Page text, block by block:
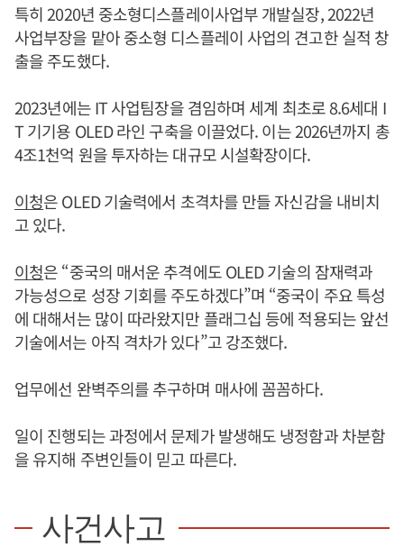
특히 2020년 중소형디스플레이사업부 개발실장, 2022년
사업부장을 맡아 중소형 디스플레이 사업의 견고한 실적 창
출을 주도했다.
2023년에는 IT 사업팀장을 겸임하며 세계 최초로 8.6세대 I
T 기기용 OLED 라인 구축을 이끌었다. 이는 2026년까지 총
4조1천억 원을 투자하는 대규모 시설확장이다.
이청은 OLED 기술력에서 초격차를 만들 자신감을 내비치
고 있다.
이청은 “중국의 매서운 추격에도 OLED 기술의 잠재력과
가능성으로 성장 기회를 주도하겠다”며 “중국이 주요 특성
에 대해서는 많이 따라왔지만 플래그십 등에 적용되는 앞선
기술에서는 아직 격차가 있다”고 강조했다.
업무에선 완벽주의를 추구하며 매사에 꼼꼼하다.
일이 진행되는 과정에서 문제가 발생해도 냉정함과 차분함
을 유지해 주변인들이 믿고 따른다.
사건사고